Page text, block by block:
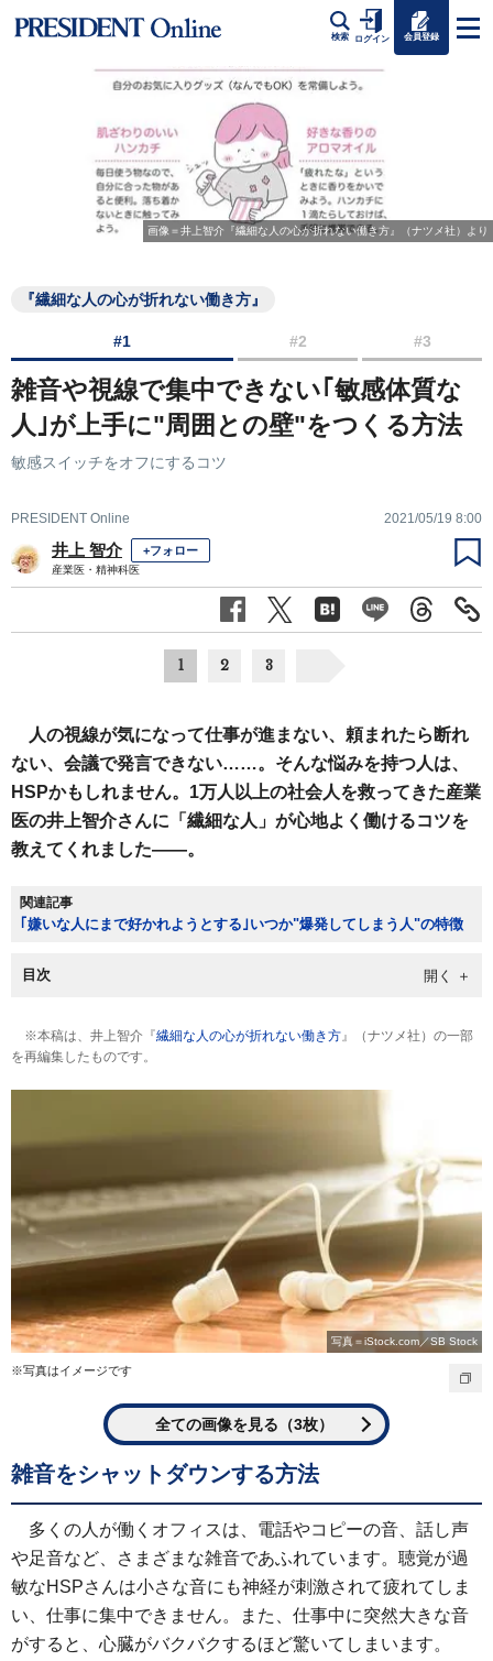
検索 ログイン 会員登録
画像＝井上智介『繊細な人の心が折れない働き方』（ナツメ社）より
『繊細な人の心が折れない働き方』
#1 #2 #3
雑音や視線で集中できない｢敏感体質な
人｣が上手に"周囲との壁"をつくる方法
敏感スイッチをオフにするコツ
PRESIDENT Online 2021/05/19 8:00
井上 智介 +フォロー
産業医・精神科医
1 2 3
人の視線が気になって仕事が進まない、頼まれたら断れ
ない、会議で発言できない……。そんな悩みを持つ人は、
HSPかもしれません。1万人以上の社会人を救ってきた産業
医の井上智介さんに「繊細な人」が心地よく働けるコツを
教えてくれました――。
関連記事
｢嫌いな人にまで好かれようとする｣いつか"爆発してしまう人"の特徴
目次
※本稿は、井上智介『繊細な人の心が折れない働き方 』（ナツメ社）の一部
を再編集したものです。
写真＝iStock.com／SB Stock
※写真はイメージです
全ての画像を見る（3枚）
雑音をシャットダウンする方法
多くの人が働くオフィスは、電話やコピーの音、話し声
や足音など、さまざまな雑音であふれています。聴覚が過
敏なHSPさんは小さな音にも神経が刺激されて疲れてしま
い、仕事に集中できません。また、仕事中に突然大きな音
がすると、心臓がバクバクするほど驚いてしまいます。